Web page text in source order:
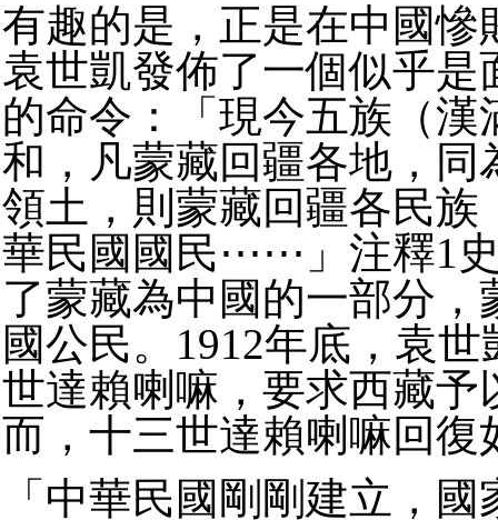
有趣的是，正是在中國慘
袁世凱發佈了一個似乎是
的命令：「現今五族（漢
和，凡蒙藏回疆各地，同
領土，則蒙藏回疆各民族
華民國國民⋯⋯」注釋1
了蒙藏為中國的一部分，
國公民。1912年底，袁
世達賴喇嘛，要求西藏予
而，十三世達賴喇嘛回復
「中華民國剛剛建立，